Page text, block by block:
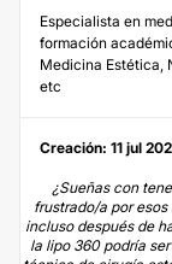
Especialista en
formación
Medicina Estética,
etc
Creación: 11 jul
¿Sueñas con
frustrado/a por
incluso después de
la lipo 360 podría